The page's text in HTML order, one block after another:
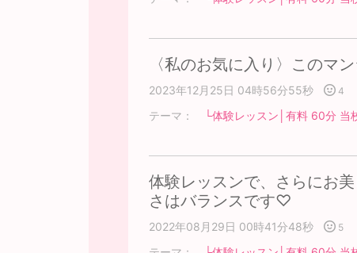
〈私のお気に入り〉このマ
2023年12月25日 04時56分55秒 4
テーマ： └体験レッスン│有料 60分 当
体験レッスンで、さらにお
さはバランスです♡
2022年08月29日 00時41分48秒 5